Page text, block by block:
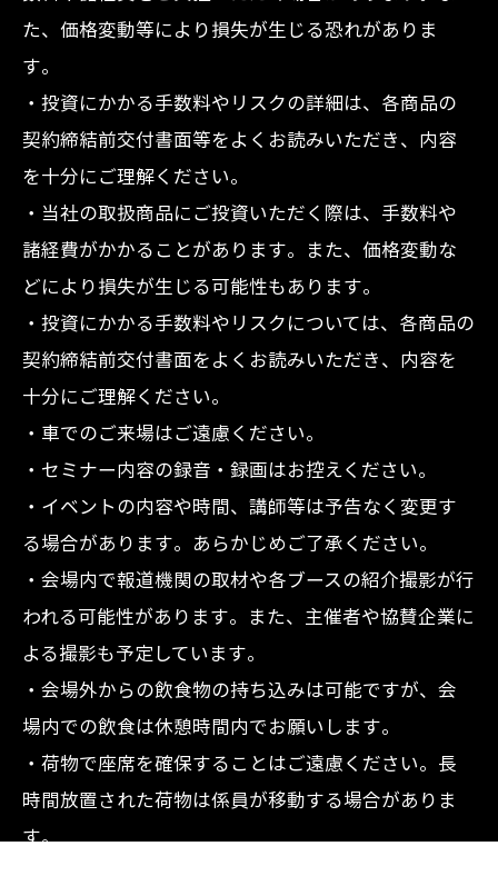
た、価格変動等により損失が生じる恐れがありま
す。
・投資にかかる手数料やリスクの詳細は、各商品の
契約締結前交付書面等をよくお読みいただき、内容
を十分にご理解ください。
・当社の取扱商品にご投資いただく際は、手数料や
諸経費がかかることがあります。また、価格変動な
どにより損失が生じる可能性もあります。
・投資にかかる手数料やリスクについては、各商品の
契約締結前交付書面をよくお読みいただき、内容を
十分にご理解ください。
・車でのご来場はご遠慮ください。
・セミナー内容の録音・録画はお控えください。
・イベントの内容や時間、講師等は予告なく変更す
る場合があります。あらかじめご了承ください。
・会場内で報道機関の取材や各ブースの紹介撮影が行
われる可能性があります。また、主催者や協賛企業に
よる撮影も予定しています。
・会場外からの飲食物の持ち込みは可能ですが、会
場内での飲食は休憩時間内でお願いします。
・荷物で座席を確保することはご遠慮ください。長
時間放置された荷物は係員が移動する場合がありま
す。